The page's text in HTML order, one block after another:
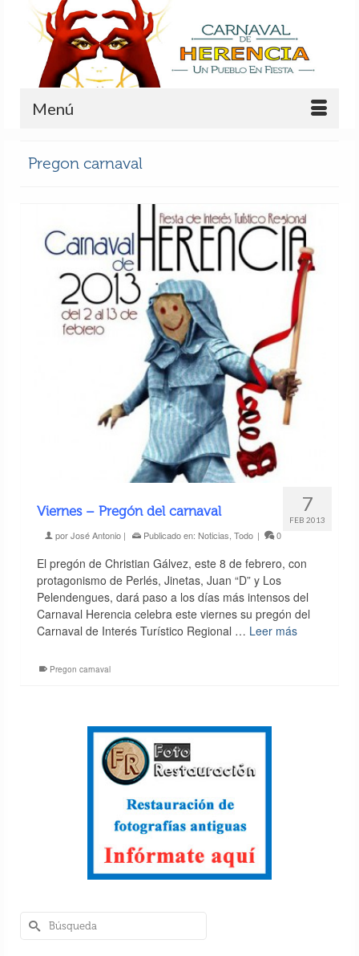
Menú
Pregon carnaval
7
FEB 2013
Viernes – Pregón del carnaval
porJosé Antonio| Publicado en: Noticias Todo | 0
El pregón de Christian Gálvez, este 8 de febrero, con
protagonismo de Perlés, Jinetas, Juan “D” y Los
Pelendengues, dará paso a los días más intensos del
Carnaval Herencia celebra este viernes su pregón del
Carnaval de Interés Turístico Regional … Leer más
Pregon carnaval